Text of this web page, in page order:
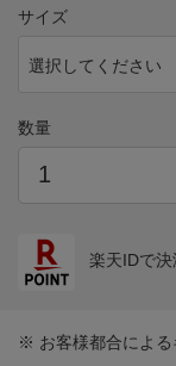
サイズ
選択してください
数量
楽天IDで決
※ お客様都合による